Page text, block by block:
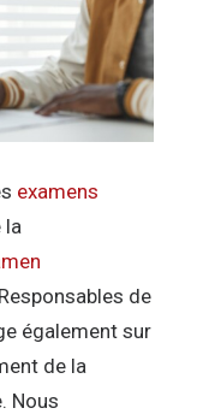
examens
la
de
également sur
de la
Nous